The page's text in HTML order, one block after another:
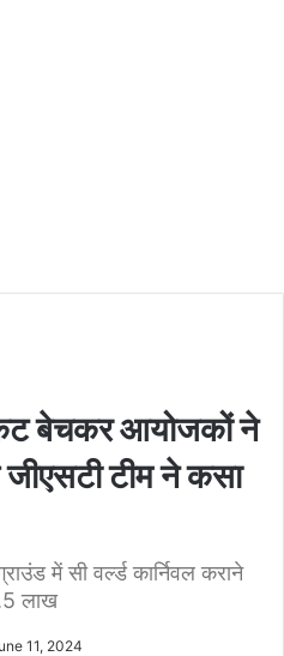
बेचकर आयोजकों ने
टीम ने कसा
में सी वर्ल्ड कार्निवल कराने
लाख
11, 2024